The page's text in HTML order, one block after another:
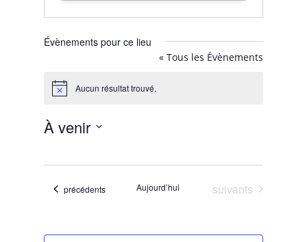
Évènements pour ce lieu
« Tous les Évènements
NoticeAucun résultat trouvé.
À venir
Évènements
précédents Aujourd’hui Évènements
suivants